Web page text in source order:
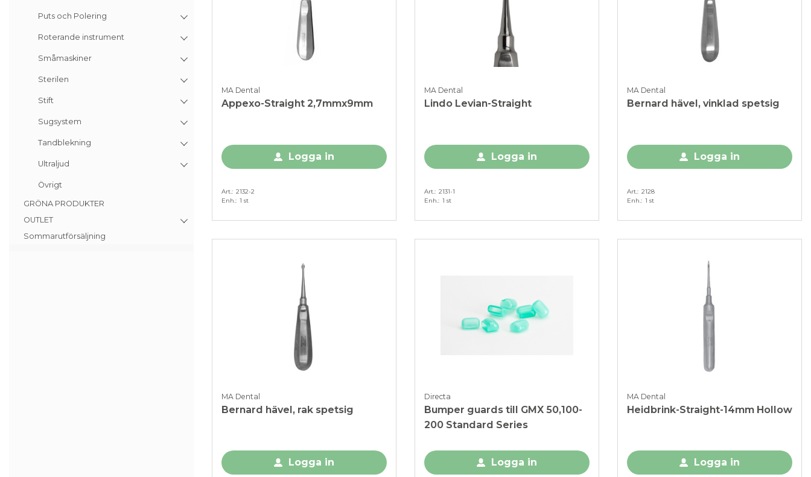
Puts och Polering
Roterande instrument
Småmaskiner
Sterilen
Stift
Sugsystem
Tandblekning
Ultraljud
Övrigt
GRÖNA PRODUKTER
OUTLET
Sommarutförsäljning
MA Dental
Appexo-Straight 2,7mmx9mm
Logga in
Art. 2132-2
Enh. 1 st
MA Dental
Lindo Levian-Straight
Logga in
Art. 2131-1
Enh. 1 st
MA Dental
Bernard hävel, vinklad spetsig
Logga in
Art. 2128
Enh. 1 st
MA Dental
Bernard hävel, rak spetsig
Logga in
Directa
Bumper guards till GMX 50,100-
200 Standard Series
Logga in
MA Dental
Heidbrink-Straight-14mm Hollow
Logga in